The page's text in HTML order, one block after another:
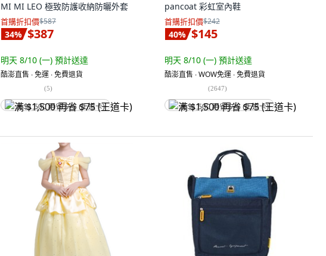
MI MI LEO 極致防護收納防曬外套
首購折扣價$587
34% $387
明天 8/10 (一) 預計送達
酷澎直售 ∙ 免運 ∙ 免費退貨
(5)
满 $1,500 再省 $75 (王道卡)
pancoat 彩虹室內鞋
首購折扣價$242
40% $145
明天 8/10 (一) 預計送達
酷澎直售 ∙ WOW免運 ∙ 免費退貨
(2647)
满 $1,500 再省 $75 (王道卡)